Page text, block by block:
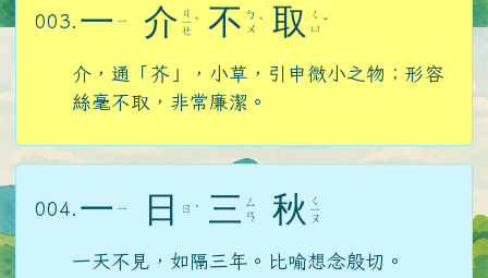
003. 一 ㄧ 介 ㄐ
ㄧ
ㄝ
ˋ 不 ㄅ
ㄨ ˋ 取
ㄑ
ㄩ ˇ
介，通「芥」，小草，引申微小之物；形容
絲毫不取，非常廉潔。
004. 一 ㄧ 日 ㄖ ˋ 三 ㄙ
ㄢ
秋 ㄑ
ㄧ
ㄡ
一天不見，如隔三年。比喻想念殷切。